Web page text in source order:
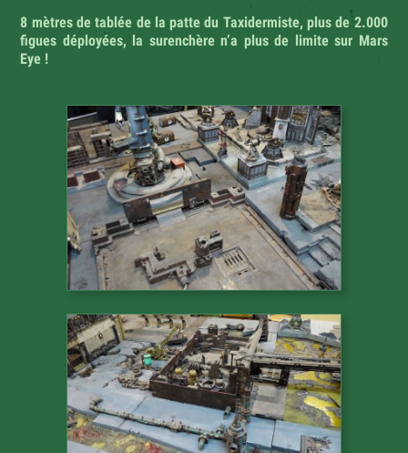
8 mètres de tablée de la patte du Taxidermiste, plus de 2.000
figues déployées, la surenchère n’a plus de limite sur Mars
Eye !